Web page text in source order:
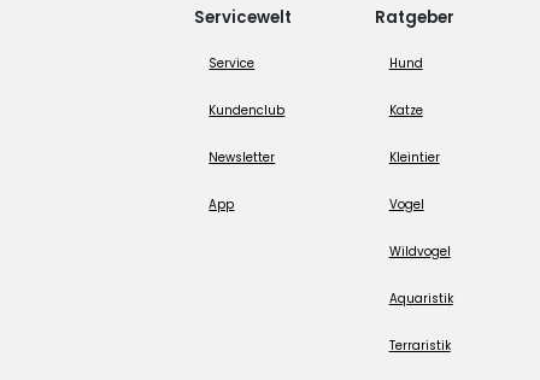
Servicewelt
Service
Kundenclub
Newsletter
App
Ratgeber
Hund
Katze
Kleintier
Vogel
Wildvogel
Aquaristik
Terraristik